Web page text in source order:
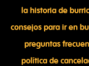
la historia de
consejos para ir en
preguntas
política de